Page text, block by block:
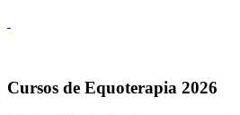
Cursos de Equoterapia 2026